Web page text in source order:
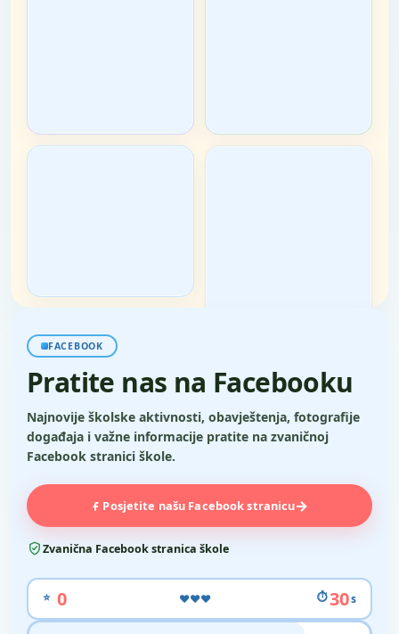
FACEBOOK
Pratite nas na Facebooku
Najnovije školske aktivnosti, obavještenja, fotografije
događaja i važne informacije pratite na zvaničnoj
Facebook stranici škole.
Posjetite našu Facebook stranicu→
Zvanična Facebook stranica škole
⭐ 0 ❤️❤️❤️ ⏱30s